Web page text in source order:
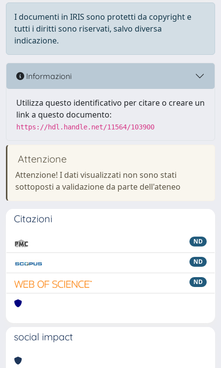
I documenti in IRIS sono protetti da copyright e
tutti i diritti sono riservati, salvo diversa
indicazione.
Informazioni
Utilizza questo identificativo per citare o creare un
link a questo documento:
https://hdl.handle.net/11564/103900
Attenzione
Attenzione! I dati visualizzati non sono stati
sottoposti a validazione da parte dell'ateneo
Citazioni
ND
ND
ND
social impact